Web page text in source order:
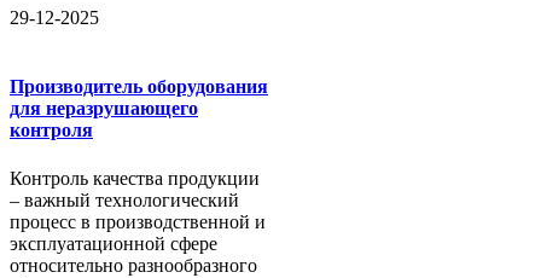
29-12-2025
Производитель оборудования
для неразрушающего
контроля
Контроль качества продукции
– важный технологический
процесс в производственной и
эксплуатационной сфере
относительно разнообразного